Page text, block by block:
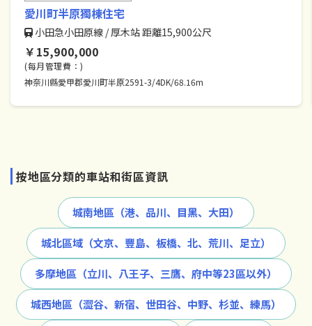
愛川町半原獨棟住宅
小田急小田原線 / 厚木站 距離15,900公尺
￥15,900,000
(每月管理費：)
神奈川縣愛甲郡愛川町半原2591-3/4DK/68.16m
按地區分類的車站和街區資訊
城南地區（港、品川、目黑、大田）
城北區域（文京、豐島、板橋、北、荒川、足立）
多摩地區（立川、八王子、三鷹、府中等23區以外）
城西地區（澀谷、新宿、世田谷、中野、杉並、練馬）